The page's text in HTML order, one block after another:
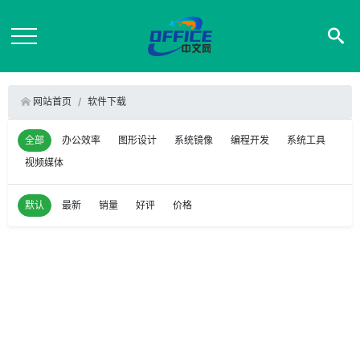
网站首页 软件下载
全部 办公效率 图形设计 系统镜像 编程开发
系统工具
视频媒体
默认 最新 销量 好评 价格